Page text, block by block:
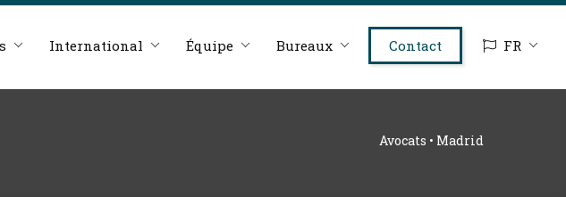
International Équipe Bureaux Contact FR
Avocats • Madrid